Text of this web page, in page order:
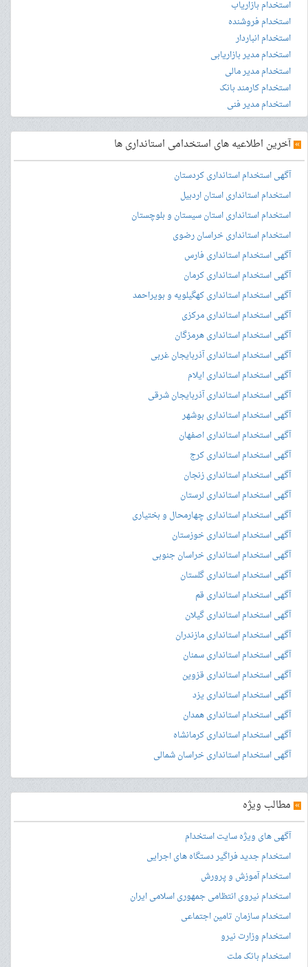
استخدام بازاریاب
استخدام فروشنده
استخدام انباردار
استخدام مدیر بازاریابی
استخدام مدیر مالی
استخدام کارمند بانک
استخدام مدیر فنی
»آخرین اطلاعیه های استخدامی استانداری ها
آگهی استخدام استانداری کردستان
استخدام استانداری استان اردبیل
استخدام استانداری استان سیستان و بلوچستان
استخدام استانداری خراسان رضوی
آگهی استخدام استانداری فارس
آگهی استخدام استانداری کرمان
آگهی استخدام استانداری کهگیلویه و بویراحمد
آگهی استخدام استانداری مرکزی
آگهی استخدام استانداری هرمزگان
آگهی استخدام استانداری آذربایجان غربی
آگهی استخدام استانداری ایلام
آگهی استخدام استانداری آذربایجان شرقی
آگهی استخدام استانداری بوشهر
آگهی استخدام استانداری اصفهان
آگهی استخدام استانداری کرج
آگهی استخدام استانداری زنجان
آگهی استخدام استانداری لرستان
آگهی استخدام استانداری چهارمحال و بختیاری
آگهی استخدام استانداری خوزستان
آگهی استخدام استانداری خراسان جنوبی
آگهی استخدام استانداری گلستان
آگهی استخدام استانداری قم
آگهی استخدام استانداری گیلان
آگهی استخدام استانداری مازندران
آگهی استخدام استانداری سمنان
آگهی استخدام استانداری قزوین
آگهی استخدام استانداری یزد
آگهی استخدام استانداری همدان
آگهی استخدام استانداری کرمانشاه
آگهی استخدام استانداری خراسان شمالی
» مطالب ویژه
آگهی های ویژه سایت استخدام
استخدام جدید فراگیر دستگاه های اجرایی
استخدام آموزش و پرورش
استخدام نیروی انتظامی جمهوری اسلامی ایران
استخدام سازمان تامین اجتماعی
استخدام وزارت نیرو
استخدام بانک ملت